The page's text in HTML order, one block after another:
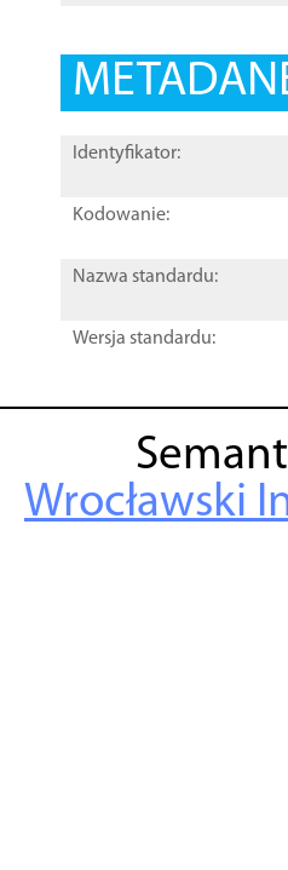
Identyfikator:
Kodowanie:
Nazwa standardu:
Wersja standardu:
Wrocławski